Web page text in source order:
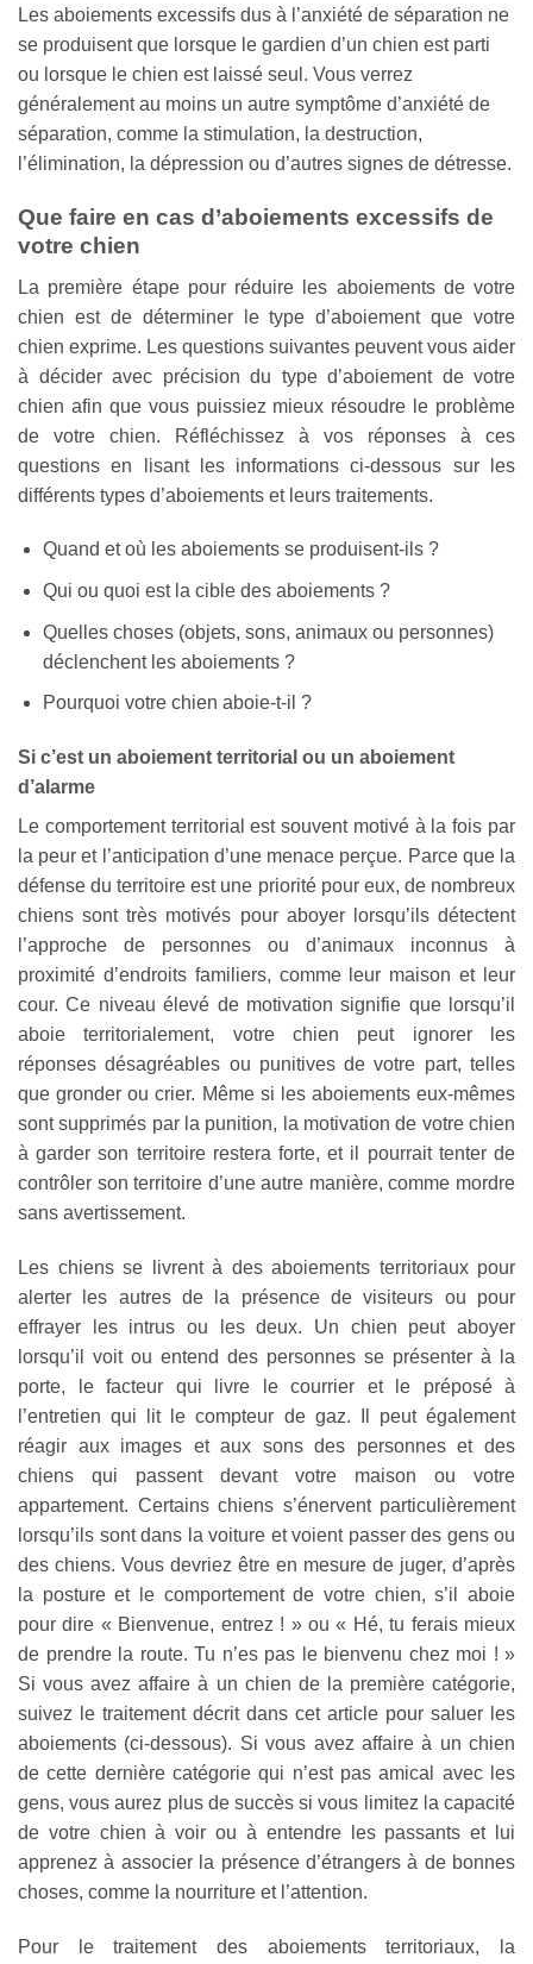
Les aboiements excessifs dus à l’anxiété de séparation ne
se produisent que lorsque le gardien d’un chien est parti
ou lorsque le chien est laissé seul. Vous verrez
généralement au moins un autre symptôme d’anxiété de
séparation, comme la stimulation, la destruction,
l’élimination, la dépression ou d’autres signes de détresse.
Que faire en cas d’aboiements excessifs de
votre chien
La première étape pour réduire les aboiements de votre
chien est de déterminer le type d’aboiement que votre
chien exprime. Les questions suivantes peuvent vous aider
à décider avec précision du type d’aboiement de votre
chien afin que vous puissiez mieux résoudre le problème
de votre chien. Réfléchissez à vos réponses à ces
questions en lisant les informations ci-dessous sur les
différents types d’aboiements et leurs traitements.
Quand et où les aboiements se produisent-ils ?
Qui ou quoi est la cible des aboiements ?
Quelles choses (objets, sons, animaux ou personnes)
déclenchent les aboiements ?
Pourquoi votre chien aboie-t-il ?
Si c’est un aboiement territorial ou un aboiement
d’alarme
Le comportement territorial est souvent motivé à la fois par
la peur et l’anticipation d’une menace perçue. Parce que la
défense du territoire est une priorité pour eux, de nombreux
chiens sont très motivés pour aboyer lorsqu’ils détectent
l’approche de personnes ou d’animaux inconnus à
proximité d’endroits familiers, comme leur maison et leur
cour. Ce niveau élevé de motivation signifie que lorsqu’il
aboie territorialement, votre chien peut ignorer les
réponses désagréables ou punitives de votre part, telles
que gronder ou crier. Même si les aboiements eux-mêmes
sont supprimés par la punition, la motivation de votre chien
à garder son territoire restera forte, et il pourrait tenter de
contrôler son territoire d’une autre manière, comme mordre
sans avertissement.
Les chiens se livrent à des aboiements territoriaux pour
alerter les autres de la présence de visiteurs ou pour
effrayer les intrus ou les deux. Un chien peut aboyer
lorsqu’il voit ou entend des personnes se présenter à la
porte, le facteur qui livre le courrier et le préposé à
l’entretien qui lit le compteur de gaz. Il peut également
réagir aux images et aux sons des personnes et des
chiens qui passent devant votre maison ou votre
appartement. Certains chiens s’énervent particulièrement
lorsqu’ils sont dans la voiture et voient passer des gens ou
des chiens. Vous devriez être en mesure de juger, d’après
la posture et le comportement de votre chien, s’il aboie
pour dire « Bienvenue, entrez ! » ou « Hé, tu ferais mieux
de prendre la route. Tu n’es pas le bienvenu chez moi ! »
Si vous avez affaire à un chien de la première catégorie,
suivez le traitement décrit dans cet article pour saluer les
aboiements (ci-dessous). Si vous avez affaire à un chien
de cette dernière catégorie qui n’est pas amical avec les
gens, vous aurez plus de succès si vous limitez la capacité
de votre chien à voir ou à entendre les passants et lui
apprenez à associer la présence d’étrangers à de bonnes
choses, comme la nourriture et l’attention.
Pour le traitement des aboiements territoriaux, la